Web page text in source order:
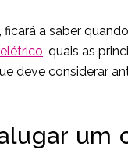
ficará a saber
, quais as
deve considerar
um